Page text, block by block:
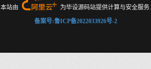
本站由
为毕设源码站提供计算与安全服务.
备案号:鲁ICP备2022033926号-2